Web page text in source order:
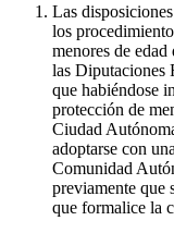
Las
los
menores de
las Diputaciones
que habiéndose
protección de
Ciudad
adoptarse con
Comunidad
previamente que
que formalice la